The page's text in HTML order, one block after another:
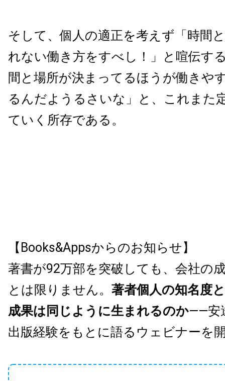
そして、個人の適正を考えず「時間
れない働き方をすべし！」と喧伝す
間と場所が決まってるほうが働きや
るんだようるさいな」と、これまた
ていく所存である。
【Books&Appsからのお知らせ】
著書が92万部を突破しても、会社の
とは限りません。 著者個人の知名度
成果は同じように生まれるのか——安
出版経験をもとに語るウェビナーを